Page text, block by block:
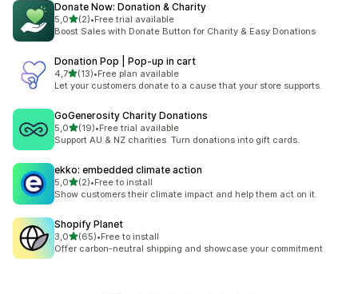
Donate Now: Donation & Charity
5,05 yıldız üzerinden
(2)
toplam 2 değerlendirme
•Free trial available
Boost Sales with Donate Button for Charity & Easy Donations
Donation Pop | Pop‑up in cart
4,75 yıldız üzerinden
(13)
toplam 13 değerlendirme
•Free plan available
Let your customers donate to a cause that your store supports.
GoGenerosity Charity Donations
5,05 yıldız üzerinden
(19)
toplam 19 değerlendirme
•Free trial available
Support AU & NZ charities. Turn donations into gift cards.
ekko: embedded climate action
5,05 yıldız üzerinden
(2)
toplam 2 değerlendirme
•Free to install
Show customers their climate impact and help them act on it.
Shopify Planet
3,05 yıldız üzerinden
(65)
toplam 65 değerlendirme
•Free to install
Offer carbon-neutral shipping and showcase your commitment